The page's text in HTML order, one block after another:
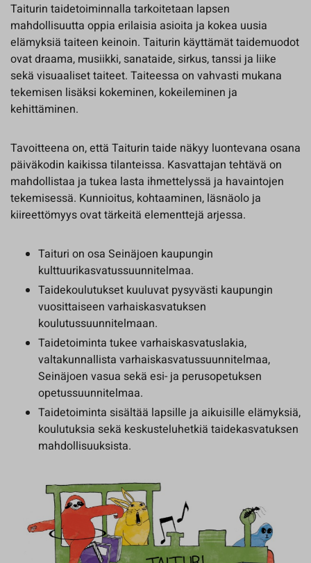
Taiturin taidetoiminnalla tarkoitetaan lapsen
mahdollisuutta oppia erilaisia asioita ja kokea uusia
elämyksiä taiteen keinoin. Taiturin käyttämät taidemuodot
ovat draama, musiikki, sanataide, sirkus, tanssi ja liike
sekä visuaaliset taiteet. Taiteessa on vahvasti mukana
tekemisen lisäksi kokeminen, kokeileminen ja
kehittäminen.
Tavoitteena on, että Taiturin taide näkyy luontevana osana
päiväkodin kaikissa tilanteissa. Kasvattajan tehtävä on
mahdollistaa ja tukea lasta ihmettelyssä ja havaintojen
tekemisessä. Kunnioitus, kohtaaminen, läsnäolo ja
kiireettömyys ovat tärkeitä elementtejä arjessa.
Taituri on osa Seinäjoen kaupungin
kulttuurikasvatussuunnitelmaa.
Taidekoulutukset kuuluvat pysyvästi kaupungin
vuosittaiseen varhaiskasvatuksen
koulutussuunnitelmaan.
Taidetoiminta tukee varhaiskasvatuslakia,
valtakunnallista varhaiskasvatussuunnitelmaa,
Seinäjoen vasua sekä esi- ja perusopetuksen
opetussuunnitelmaa.
Taidetoiminta sisältää lapsille ja aikuisille elämyksiä,
koulutuksia sekä keskusteluhetkiä taidekasvatuksen
mahdollisuuksista.